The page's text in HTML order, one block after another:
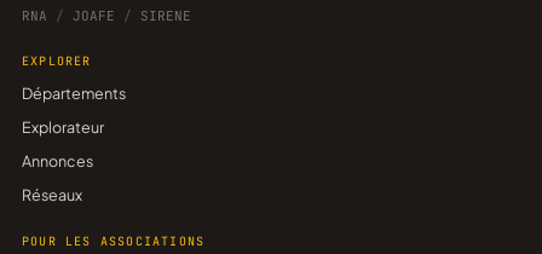
RNA / JOAFE / SIRENE
EXPLORER
Départements
Explorateur
Annonces
Réseaux
POUR LES ASSOCIATIONS